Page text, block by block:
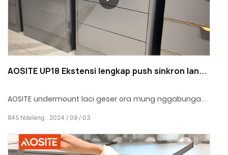
AOSITE UP18 Ekstensi lengkap push sinkron lan
AOSITE undermount laci geser ora mung nggabungake
banget.
2024 09 03
845 Ndeleng